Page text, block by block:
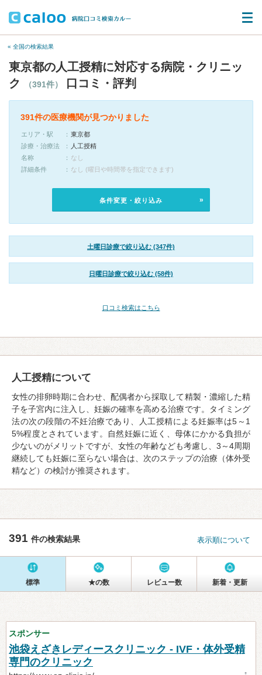
« 全国の検索結果
東京都の人工授精に対応する病院・クリニッ
ク
（391件） 口コミ・評判
391件の医療機関が見つかりました
エリア・駅
東京都
診療・治療法
人工授精
名称
なし
詳細条件
なし (曜日や時間帯を指定できます)
条件変更・絞り込み
土曜日診療で絞り込む (347件)
日曜日診療で絞り込む (58件)
口コミ検索はこちら
人工授精について
女性の排卵時期に合わせ、配偶者から採取して精製・濃縮した精
子を子宮内に注入し、妊娠の確率を高める治療です。タイミング
法の次の段階の不妊治療であり、人工授精による妊娠率は5～1
5%程度とされています。自然妊娠に近く、母体にかかる負担が
少ないのがメリットですが、女性の年齢なども考慮し、3～4周期
継続しても妊娠に至らない場合は、次のステップの治療（体外受
精など）の検討が推奨されます。
391 件の検索結果 表示順について
標準 ★の数 レビュー数 新着・更新